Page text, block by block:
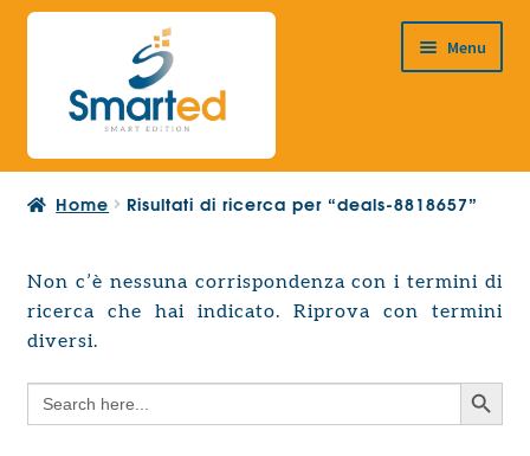
Vai
navigazione
Vai
contenuto
Menu
HOME
PRODOTTI
Espandi
il
child
PROGETTAZIONE EUROPEA
menu
child
Home Risultati di ricerca per “deals-8818657”
Non c’è nessuna corrispondenza con i termini di
ricerca che hai indicato. Riprova con termini
diversi.
Search
for:
Search Button